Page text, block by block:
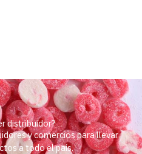
distribuidor?
y comercios para llevar
a todo el país.